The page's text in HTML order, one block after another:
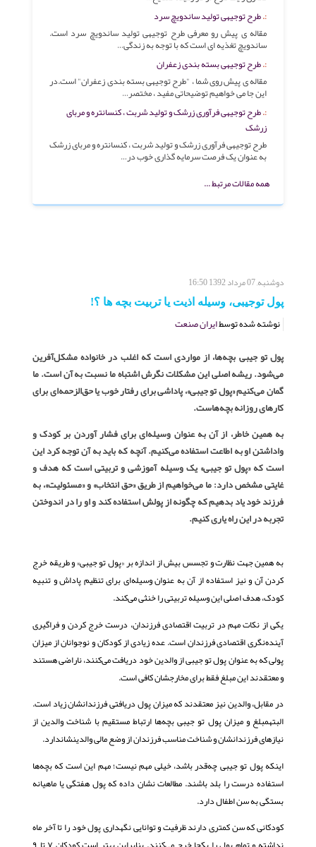
طرح توجیهی تولید ساندویچ سرد
مقاله ی پیش رو معرفی طرح توجیهی تولید ساندویچ سرد است.
ساندویچ تغذیه ای است که با توجه به زندگی…
طرح توجیهی بسته بندی زعفران
مقاله ی پیش روی شما ، "طرح توجیهی بسته بندی زعفران" است.در
این جا می خواهیم توضیحاتی مفید ، مختصر…
طرح توجیهی فرآوری زرشک و تولید شربت ، کنسانتره و مربای
زرشک
طرح توجیهی فرآوری زرشک و تولید شربت ، کنسانتره و مربای زرشک
به عنوان یک فرصت سرمایه گذاری خوب در…
همه مقالات مرتبط ...
دوشنبه, 07 مرداد 1392 16:50
پول توجیبی، وسیله اذیت یا تربیت بچه ها ؟!
نوشته شده توسطایران صنعت
پول تو جیبی بچه‌ها، از مواردی است که اغلب در خانواده مشکل‌آفرین
می‌شود. ریشه اصلی این مشکلات نگرش اشتباه ما نسبت به آن است. ما
گمان می‌کنیم «پول تو جیبی»، پاداشی برای رفتار خوب یا حق‌الزحمه‌ای برای
کارهای روزانه بچه‌هاست.
به همین خاطر، از آن به عنوان وسیله‌ای برای فشار آوردن بر کودک و
واداشتن او به اطاعت استفاده می‌کنیم. آنچه که باید به آن توجه کرد این
است که «پول تو جیبی» یک وسیله آموزشی و تربیتی است که هدف و
غایتی مشخص دارد: ما می‌خواهیم از طریق «حق انتخاب» و «مسئولیت»، به
فرزند خود یاد بدهیم که چگونه از پولش استفاده کند و او را در اندوختن
تجربه در این راه یاری کنیم.
به همین جهت نظارت و تجسس بیش از اندازه بر «پول تو جیبی» و طریقه خرج
کردن آن و نیز استفاده از آن به عنوان وسیله‌ای برای تنظیم پاداش و تنبیه
کودک، هدف اصلی این وسیله تربیتی را خنثی می‌کند.
یکی از نکات مهم در تربیت اقتصادی فرزندان، درست خرج کردن و فراگیری
آینده‌نگری اقتصادی فرزندان است. عده زیادی از کودکان و نوجوانان از میزان
پولی که به عنوان پول تو جیبی از والدین خود دریافت می‌کنند، ناراضی هستند
و معتقدند این مبلغ فقط برای مخارجشان کافی است.
در مقابل، والدین نیز معتقدند که میزان پول دریافتی فرزندانشان زیاد است.
البتهمبلغ و میزان پول تو جیبی بچه‌ها ارتباط مستقیم با شناخت والدین از
نیازهای فرزندانشان و شناخت مناسب فرزندان از وضع مالی والدینشاندارد.
اینکه پول تو جیبی چه‌قدر باشد، خیلی مهم نیست؛ مهم این است که بچه‌ها
استفاده درست را بلد باشند. مطالعات نشان داده که پول هفتگی یا ماهیانه
بستگی به سن اطفال دارد.
کودکانی که سن کمتری دارند ظرفیت و توانایی نگهداری پول خود را تا آخر ماه